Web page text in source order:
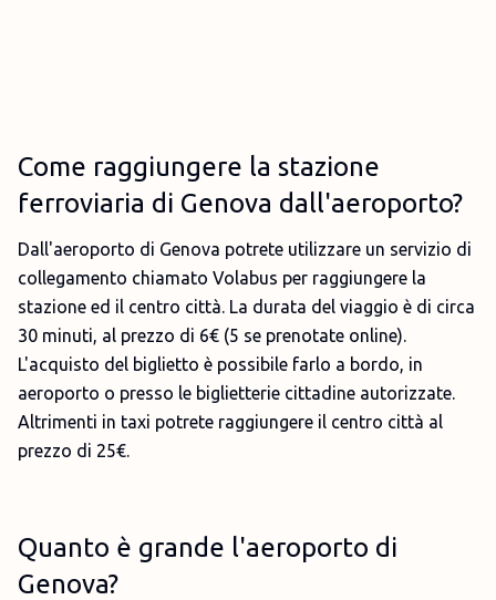
Come raggiungere la stazione
ferroviaria di Genova dall'aeroporto?
Dall'aeroporto di Genova potrete utilizzare un servizio di
collegamento chiamato Volabus per raggiungere la
stazione ed il centro città. La durata del viaggio è di circa
30 minuti, al prezzo di 6€ (5 se prenotate online).
L'acquisto del biglietto è possibile farlo a bordo, in
aeroporto o presso le biglietterie cittadine autorizzate.
Altrimenti in taxi potrete raggiungere il centro città al
prezzo di 25€.
Quanto è grande l'aeroporto di
Genova?